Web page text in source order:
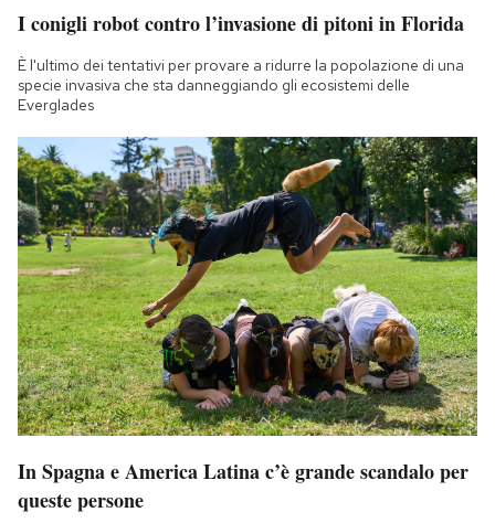
I conigli robot contro l’invasione di pitoni in Florida
È l'ultimo dei tentativi per provare a ridurre la popolazione di una
specie invasiva che sta danneggiando gli ecosistemi delle
Everglades
In Spagna e America Latina c’è grande scandalo per
queste persone